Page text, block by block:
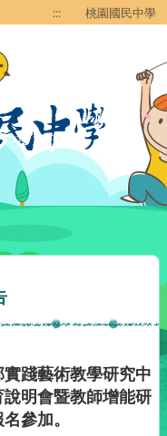
::: 桃園國民中學
踐藝術教學研究中
明會暨教師增能研
參加。